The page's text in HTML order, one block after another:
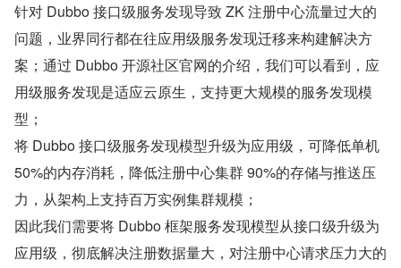
针对 Dubbo 接口级服务发现导致 ZK 注册中心流量过大的
问题，业界同行都在往应用级服务发现迁移来构建解决方
案；通过 Dubbo 开源社区官网的介绍，我们可以看到，应
用级服务发现是适应云原生，支持更大规模的服务发现模
型；
将 Dubbo 接口级服务发现模型升级为应用级，可降低单机
50%的内存消耗，降低注册中心集群 90%的存储与推送压
力，从架构上支持百万实例集群规模；
因此我们需要将 Dubbo 框架服务发现模型从接口级升级为
应用级，彻底解决注册数据量大，对注册中心请求压力大的